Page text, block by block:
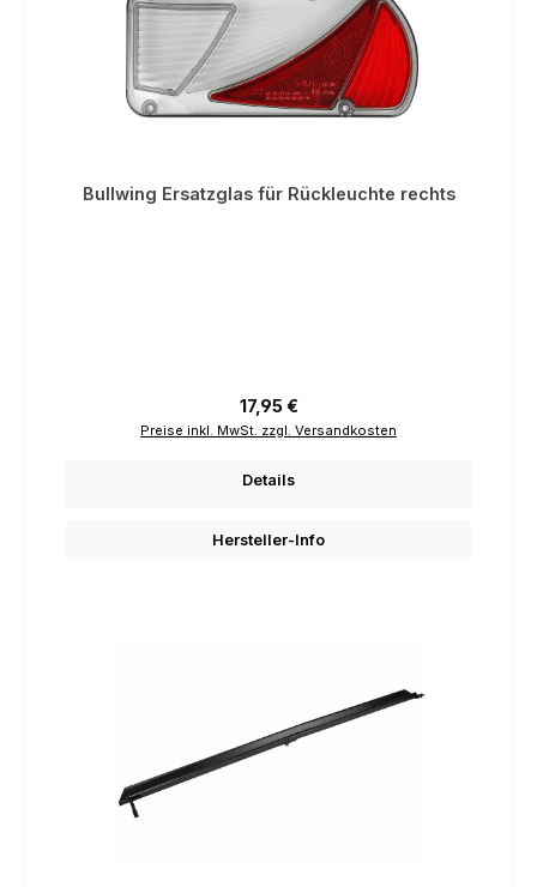
Bullwing Ersatzglas für Rückleuchte rechts
Regulärer Preis:
17,95 €
Preise inkl. MwSt. zzgl. Versandkosten
Details
Hersteller-Info